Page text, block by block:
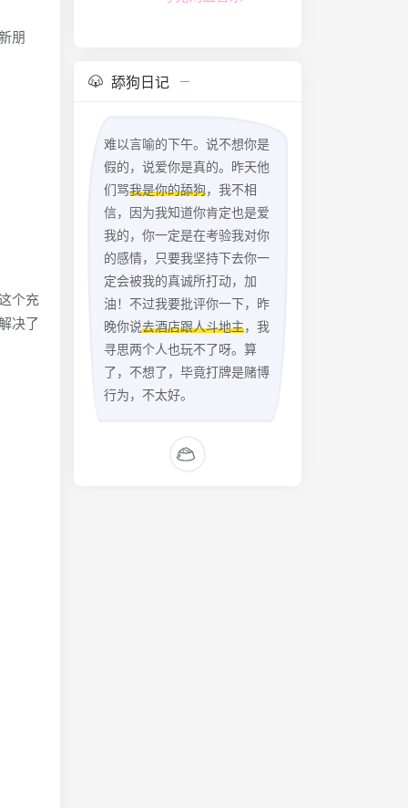
朋
个充
决了
舔狗日记
难以言喻的下午。说不想你是
假的，说爱你是真的。昨天他
们骂我是你的舔狗，我不相
信，因为我知道你肯定也是爱
我的，你一定是在考验我对你
的感情，只要我坚持下去你一
定会被我的真诚所打动，加
油！不过我要批评你一下，昨
晚你说去酒店跟人斗地主，我
寻思两个人也玩不了呀。算
了，不想了，毕竟打牌是赌博
行为，不太好。